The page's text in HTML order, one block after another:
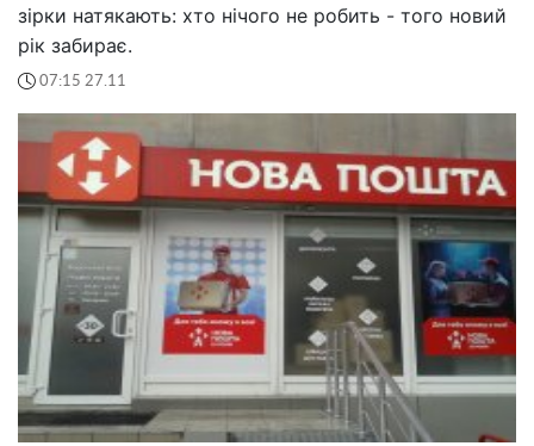
зірки натякають: хто нічого не робить - того новий
рік забирає.
07:15 27.11